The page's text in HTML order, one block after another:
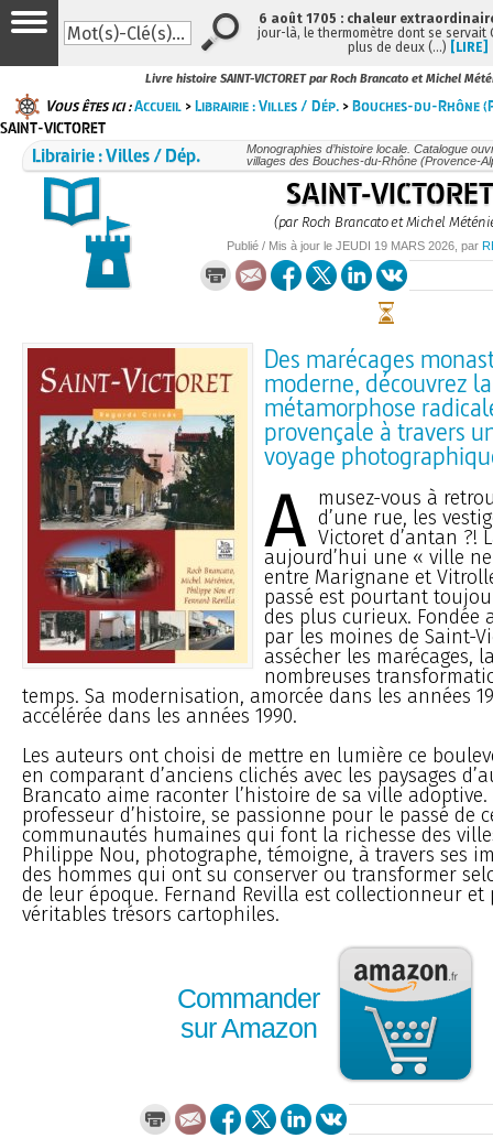
Livre histoire SAINT-VICTORET par Roch Brancato et Michel
Vous êtes ici :Accueil >Librairie : Villes / Dép. >Bouches-du-Rhône
SAINT-VICTORET
Librairie : Villes / Dép.
Monographies d’histoire locale. Catalogue
villages des Bouches-du-Rhône (Provence-
SAINT-VICTORET
(par Roch Brancato et Michel
Publié / Mis à jour le JEUDI 19 MARS 2026 , par
Des marécages
moderne, découvrez la
métamorphose
provençale à travers
voyage
A musez-vous à
d’une rue, les
Victoret d’antan ?!
aujourd’hui une « ville
entre Marignane et
passé est pourtant
des plus curieux. Fondée
par les moines de Saint-
assécher les marécages,
nombreuses
temps. Sa modernisation, amorcée dans les années
accélérée dans les années 1990.
Les auteurs ont choisi de mettre en lumière ce
en comparant d’anciens clichés avec les paysages
Brancato aime raconter l’histoire de sa ville
professeur d’histoire, se passionne pour le passé de
communautés humaines qui font la richesse des
Philippe Nou, photographe, témoigne, à travers ses
des hommes qui ont su conserver ou transformer
de leur époque. Fernand Revilla est collectionneur et
véritables trésors cartophiles.
Commander
sur Amazon
6 août 1705 : chaleur
jour-là, le thermomètre dont se servait
plus de deux (…) [LIRE]